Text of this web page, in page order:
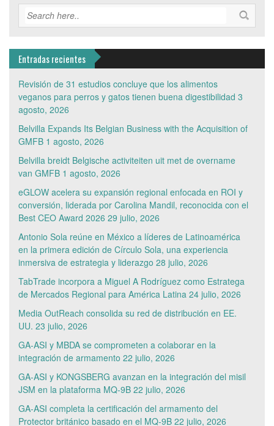
Entradas recientes
Revisión de 31 estudios concluye que los alimentos
veganos para perros y gatos tienen buena digestibilidad 3
agosto, 2026
Belvilla Expands Its Belgian Business with the Acquisition of
GMFB 1 agosto, 2026
Belvilla breidt Belgische activiteiten uit met de overname
van GMFB 1 agosto, 2026
eGLOW acelera su expansión regional enfocada en ROI y
conversión, liderada por Carolina Mandil, reconocida con el
Best CEO Award 2026 29 julio, 2026
Antonio Sola reúne en México a líderes de Latinoamérica
en la primera edición de Círculo Sola, una experiencia
inmersiva de estrategia y liderazgo 28 julio, 2026
TabTrade incorpora a Miguel A Rodríguez como Estratega
de Mercados Regional para América Latina 24 julio, 2026
Media OutReach consolida su red de distribución en EE.
UU. 23 julio, 2026
GA-ASI y MBDA se comprometen a colaborar en la
integración de armamento 22 julio, 2026
GA-ASI y KONGSBERG avanzan en la integración del misil
JSM en la plataforma MQ-9B 22 julio, 2026
GA-ASI completa la certificación del armamento del
Protector británico basado en el MQ-9B 22 julio, 2026